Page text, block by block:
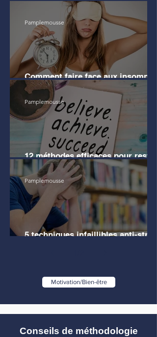
avant mes études de Droit
Comment faire face aux insomnies
?
Pamplemousse
12 méthodes efficaces pour rester
motivé pendant les révisions
Pamplemousse
5 techniques infaillibles anti-stress
Pamplemousse
Motivation/Bien-être
Conseils de méthodologie